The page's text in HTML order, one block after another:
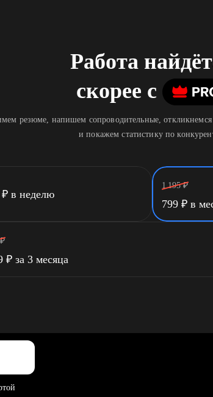
Работа
скорее c
резюме, напишем сопроводительные,
и покажем статистику по
₽ в неделю
1 195 ₽
799 ₽ в
₽
₽ за 3 месяца